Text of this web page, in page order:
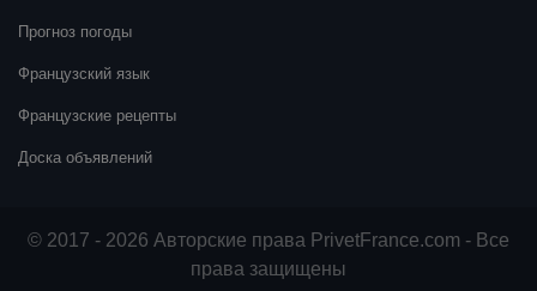
Прогноз погоды
Французский язык
Французские рецепты
Доска объявлений
© 2017 - 2026 Авторские права PrivetFrance.com - Все
права защищены